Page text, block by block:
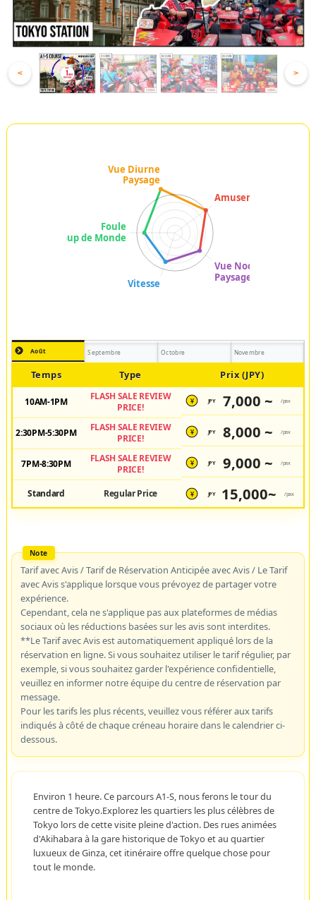
< >
Août Septembre Octobre Novembre
Temps Type Prix (JPY)
10AM-1PM
FLASH SALE REVIEW
PRICE!
¥ JPY 7,000 ~ /pax
2:30PM-5:30PM
FLASH SALE REVIEW
PRICE!
¥ JPY 8,000 ~ /pax
7PM-8:30PM
FLASH SALE REVIEW
PRICE!
¥ JPY 9,000 ~ /pax
Standard Regular Price ¥ JPY 15,000~ /pax
Tarif avec Avis / Tarif de Réservation Anticipée avec Avis / Le Tarif
avec Avis s'applique lorsque vous prévoyez de partager votre
expérience.
Cependant, cela ne s'applique pas aux plateformes de médias
sociaux où les réductions basées sur les avis sont interdites.
**Le Tarif avec Avis est automatiquement appliqué lors de la
réservation en ligne. Si vous souhaitez utiliser le tarif régulier, par
exemple, si vous souhaitez garder l'expérience confidentielle,
veuillez en informer notre équipe du centre de réservation par
message.
Pour les tarifs les plus récents, veuillez vous référer aux tarifs
indiqués à côté de chaque créneau horaire dans le calendrier ci-
dessous.
Environ 1 heure. Ce parcours A1-S, nous ferons le tour du
centre de Tokyo.Explorez les quartiers les plus célèbres de
Tokyo lors de cette visite pleine d'action. Des rues animées
d'Akihabara à la gare historique de Tokyo et au quartier
luxueux de Ginza, cet itinéraire offre quelque chose pour
tout le monde.